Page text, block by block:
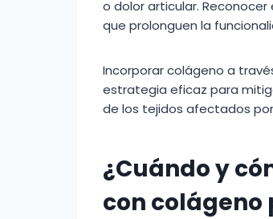
o dolor articular.
que prolonguen la
Incorporar colágeno a
estrategia eficaz para
de los tejidos afectados
¿Cuándo y
con colágeno